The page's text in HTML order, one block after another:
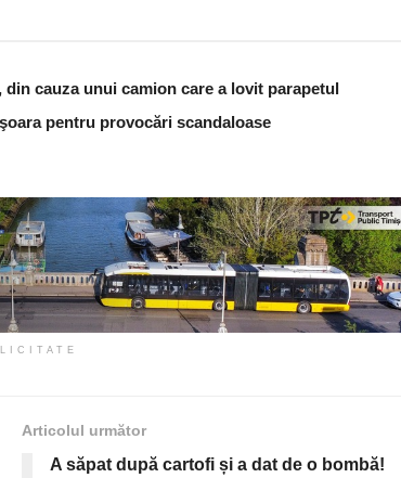
cauza unui camion care a lovit parapetul
pentru provocări scandaloase
Articolul următor
A săpat după cartofi și a dat de o bombă!